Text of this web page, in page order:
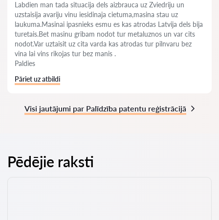
Labdien man tada situacija dels aizbrauca uz Zviedriju un
uzstaisija avariju vinu iesidinaja cietuma,masina stau uz
laukuma.Masinai ipasnieks esmu es kas atrodas Latvija dels bija
turetais.Bet masinu gribam nodot tur metaluznos un var cits
nodot.Var uztaisit uz cita varda kas atrodas tur pilnvaru bez
vina lai vins rikojas tur bez manis .
Paldies
Pāriet uz atbildi
Visi jautājumi par Palīdzība patentu reģistrācijā
Pēdējie raksti